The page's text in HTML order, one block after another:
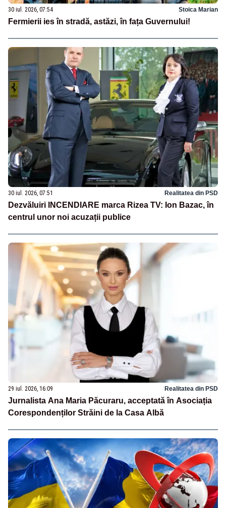
30 iul. 2026, 07:54 Stoica Marian
Fermierii ies în stradă, astăzi, în fața Guvernului!
30 iul. 2026, 07:51 Realitatea din PSD
Dezvăluiri INCENDIARE marca Rizea TV: Ion Bazac, în
centrul unor noi acuzații publice
29 iul. 2026, 16:09 Realitatea din PSD
Jurnalista Ana Maria Păcuraru, acceptată în Asociația
Corespondenților Străini de la Casa Albă